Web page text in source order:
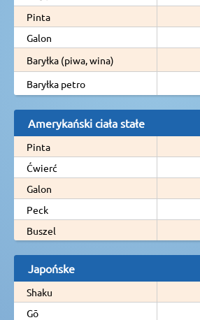
Pinta
Galon
Baryłka (piwa, wina)
Baryłka petro
Amerykański ciała stałe
Pinta
Ćwierć
Galon
Peck
Buszel
Japońske
Shaku
Gō